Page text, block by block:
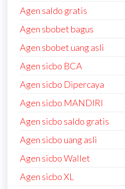
Agen saldo gratis
Agen sbobet bagus
Agen sbobet uang asli
Agen sicbo BCA
Agen sicbo Dipercaya
Agen sicbo MANDIRI
Agen sicbo saldo gratis
Agen sicbo uang asli
Agen sicbo Wallet
Agen sicbo XL